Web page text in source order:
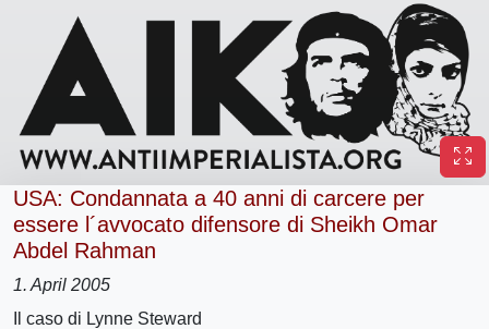
USA: Condannata a 40 anni di carcere per
essere l´avvocato difensore di Sheikh Omar
Abdel Rahman
1. April 2005
Il caso di Lynne Steward